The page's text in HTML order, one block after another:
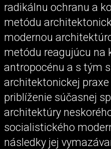
radikálnu ochranu a
metódu
modernou
metódu reagujúcu na
antropocénu a s tým
architektonickej
priblíženie súčasnej
architektúry
socialistického
následky jej